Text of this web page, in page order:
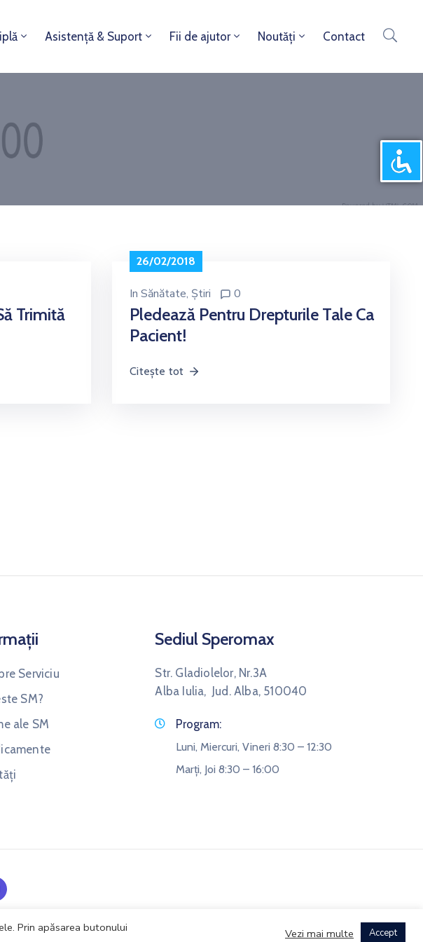
Asistență & Suport Fii de ajutor Noutăți Contact
Trimită
26/02/2018
In Sănătate‚ Știri 0
Pledează Pentru Drepturile Tale Ca
Pacient!
Citește tot
Serviciu
SM?
ale SM
Sediul Speromax
Str. Gladiolelor, Nr.3A
Alba Iulia, Jud. Alba, 510040
Program:
Luni, Miercuri, Vineri 8:30 – 12:30
Marți, Joi 8:30 – 16:00
Digital Design
Prin apăsarea butonului
Vezi mai multe Accept